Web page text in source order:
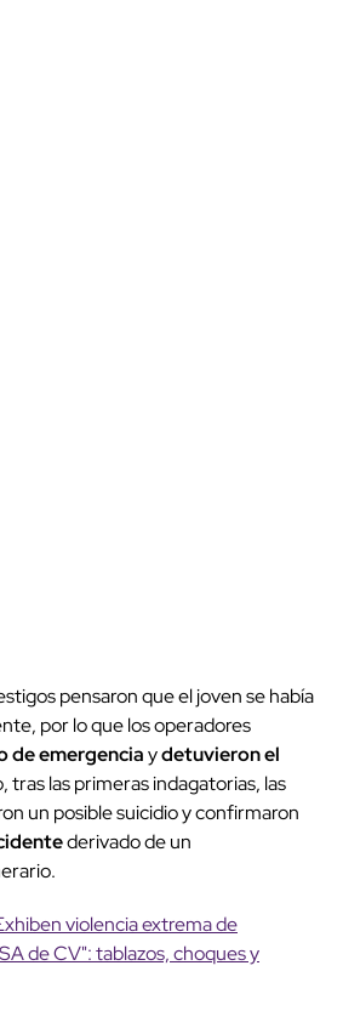
pensaron que el joven se había
por lo que los operadores
de emergenciaydetuvieron el
tras las primeras indagatorias, las
un posible suicidio y confirmaron
derivado de un
violencia extrema de
de CV": tablazos, choques y